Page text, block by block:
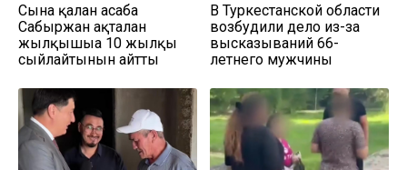
Сынға қалған асаба
Сабыржан ақталған
жылқышыға 10 жылқы
сыйлайтынын айтты
В Туркестанской области
возбудили дело из-за
высказываний 66-
летнего мужчины